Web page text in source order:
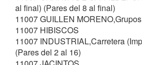
al final) (Pares del 8 al final)
11007 GUILLEN MORENO,Grupos
11007 HIBISCOS
11007 INDUSTRIAL,Carretera
(Pares del 2 al 16)